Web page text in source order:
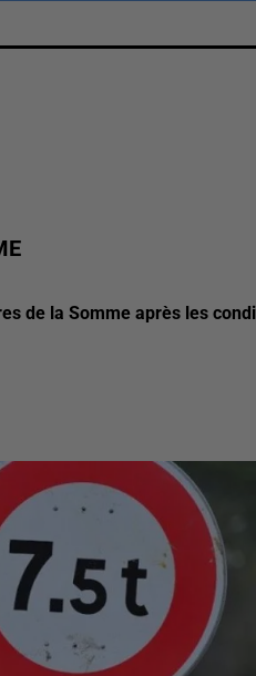
de la Somme après les